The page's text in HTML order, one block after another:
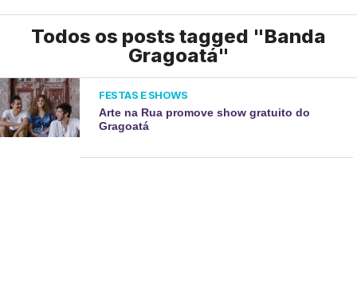
Todos os posts tagged "Banda
Gragoatá"
FESTAS E SHOWS
Arte na Rua promove show gratuito do
Gragoatá